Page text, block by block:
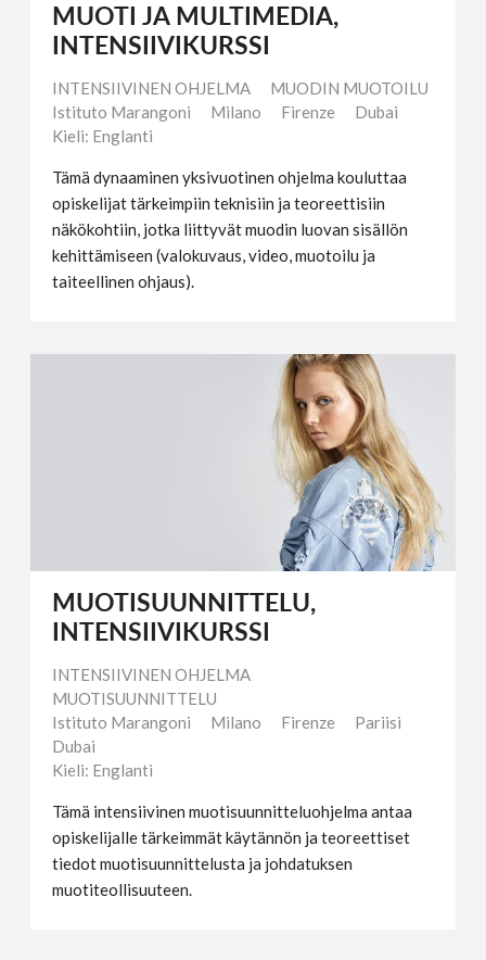
MUOTI JA MULTIMEDIA,
INTENSIIVIKURSSI
INTENSIIVINEN OHJELMA
MUODIN MUOTOILU
Istituto Marangoni
Milano Firenze
Dubai
Kieli: Englanti
Tämä dynaaminen yksivuotinen ohjelma kouluttaa
opiskelijat tärkeimpiin teknisiin ja teoreettisiin
näkökohtiin, jotka liittyvät muodin luovan sisällön
kehittämiseen (valokuvaus, video, muotoilu ja
taiteellinen ohjaus).
MUOTISUUNNITTELU,
INTENSIIVIKURSSI
INTENSIIVINEN OHJELMA
MUOTISUUNNITTELU
Istituto Marangoni
Milano Firenze
Pariisi
Dubai
Kieli: Englanti
Tämä intensiivinen muotisuunnitteluohjelma antaa
opiskelijalle tärkeimmät käytännön ja teoreettiset
tiedot muotisuunnittelusta ja johdatuksen
muotiteollisuuteen.